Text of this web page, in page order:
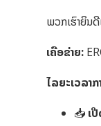
ພວກເຮົາຍິນ
ເຄືອຂ່າຍ:
ໄລຍະເວລາ
📥 ເ